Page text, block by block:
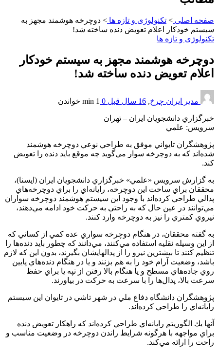
صفحه اصلی > تکنولوژی و تازه ها > دوچرخه هوشمند مجهز به
سيستم خودكار اعلام تعويض دنده ساخته شد!
تکنولوژی و تازه ها
دوچرخه هوشمند مجهز به سيستم خودكار
اعلام تعويض دنده ساخته شد!
مدیر ایران چرخ, 16 سال قبل 0
1 min خواندن
خبرگزاري دانشجويان ايران – تهران
سرويس: علمي
پژوهشگران تايواني موفق به طراحي نوعي دوچرخه هوشمند
شده‌اند كه به دوچرخه سوار مي‌گويد چه موقع بايد دنده را تعويض
كند.
به گزارش سرويس «علمي» خبرگزاري دانشجويان ايران (ايسنا)،
محققان براي ساخت اين دوچرخه، رايانه‌اي را براي دوچرخه‌هاي
پدالي طراحي كرده‌اند با وجود اين سيستم هوشمند دوچرخه سواران
مي‌توانند در عين حال كه به راحتي به حركت خود ادامه مي‌دهند،
نيروي كمتري را نيز به دوچرخه وارد كنند.
به گفته محققان، در هنگام دوچرخه سواري عده كمي از كساني كه
از اين وسيله نقليه استفاده مي‌كنند، مي‌دانند كه چطور بايد دنده‌ها را
تنظيم كنند تا بيشترين نيرو را از پدالهايشان بگيرند، بدون اين كه لازم
باشد، وضعيت آرام خود را به هم بزنند و يا در هنگام دنده‌هاي پايين
روي جاده‌هاي مسطح و يا هنگام بالا رفتن از تپه يا براي حفظ
سرعت بالا، پدال‌ها را با سرعت به حركت در بياورند.
پژوهشگران دانشگاه دفاع ملي در شهر تاشي در تايوان اين سيستم
رايانه‌اي را طراحي كرده‌اند.
آنها يك الگوريتم رايانه‌اي طراحي كرده‌اند كه راهكار تعويض دنده
براي مواجهه با هرگونه شرايط راندن دوچرخه در وضعيت مناسب و
راحت را ارائه مي‌كند.